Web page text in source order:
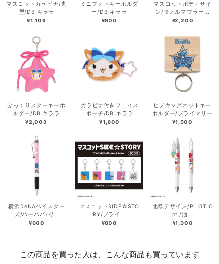
マスコットカラビナ/丸
型/DB.キララ
¥1,100
ミニフォトキーホルダ
ー/DB.キララ
¥800
マスコットボディサイ
ン/タオルマフラー...
¥2,200
ぷっくりスターキーホ
ルダー/DB.キララ
¥2,000
カラビナ付きフェイス
ポーチ/DB.キララ
¥1,800
ヒノキマグネットキー
ホルダー/プライマリー
¥1,500
横浜DeNAベイスター
ズ/バーバパパ/...
¥600
マスコットSIDE☆STO
RY/ブライ...
¥800
北欧デザイン/PILOT O
pt./油...
¥1,300
この商品を買った人は、こんな商品も買っています